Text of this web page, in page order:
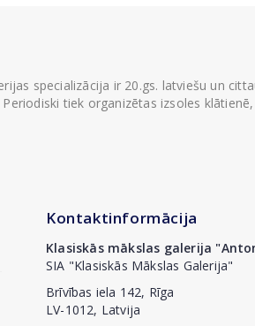
specializācija ir 20.gs. latviešu un
tiek organizētas izsoles
Kontaktinformācija
Klasiskās mākslas galerija
SIA "Klasiskās Mākslas Galerija"
Brīvības iela 142, Rīga
LV-1012, Latvija